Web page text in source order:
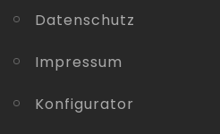
Datenschutz
Impressum
Konfigurator